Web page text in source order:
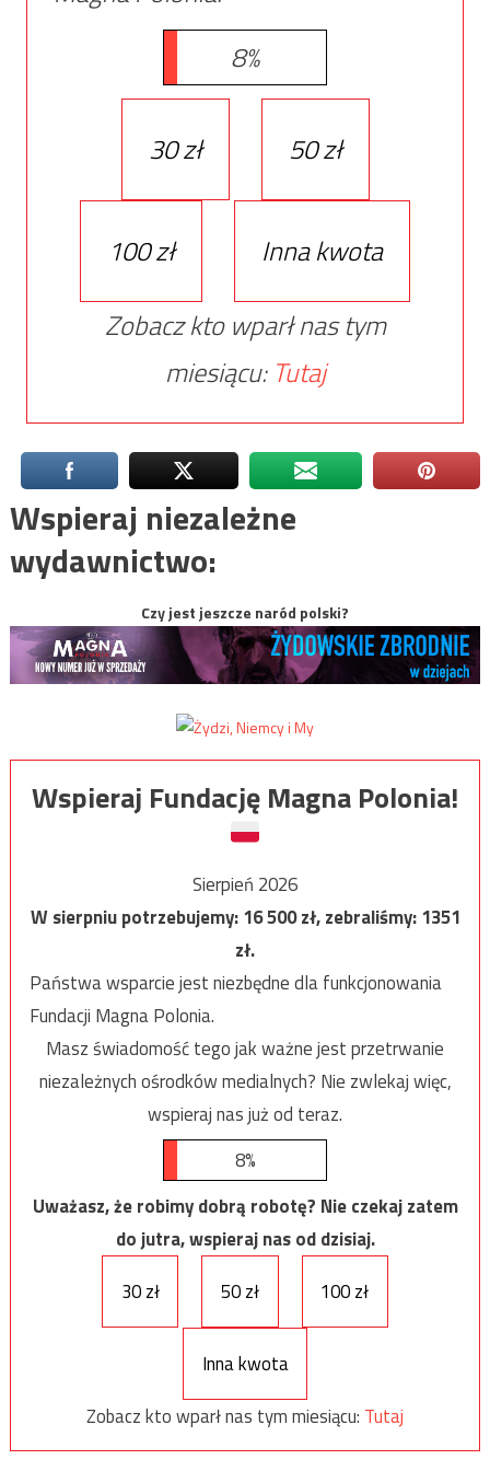
8%
30 zł 50 zł
100 zł
Inna kwota
Zobacz kto wparł nas tym
miesiącu: Tutaj
Wspieraj niezależne
wydawnictwo:
Czy jest jeszcze naród polski?
Wspieraj Fundację Magna Polonia!
Sierpień 2026
W sierpniu potrzebujemy:16 500zł, zebraliśmy:1351
zł.
Państwa wsparcie jest niezbędne dla funkcjonowania
Fundacji Magna Polonia.
Masz świadomość tego jak ważne jest przetrwanie
niezależnych ośrodków medialnych? Nie zwlekaj więc,
wspieraj nas już od teraz.
8%
Uważasz, że robimy dobrą robotę? Nie czekaj zatem
do jutra, wspieraj nas od dzisiaj.
30 zł
50 zł 100 zł
Inna kwota
Zobacz kto wparł nas tym miesiącu: Tutaj